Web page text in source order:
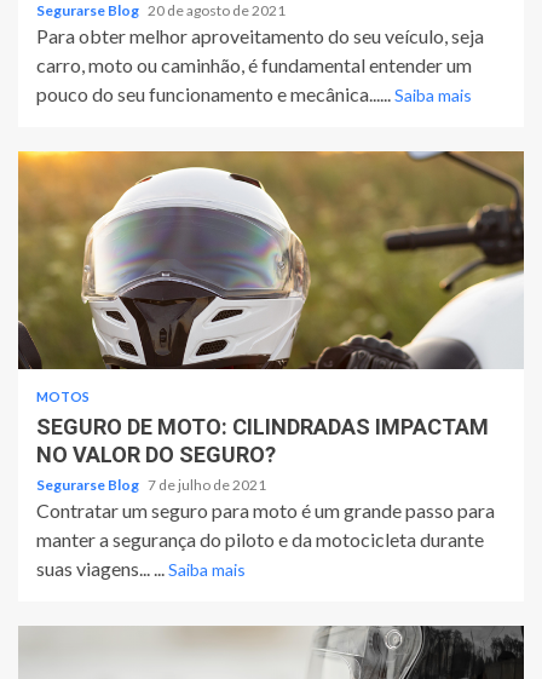
Segurarse Blog 20 de agosto de 2021
Para obter melhor aproveitamento do seu veículo, seja
carro, moto ou caminhão, é fundamental entender um
pouco do seu funcionamento e mecânica......Saiba mais
MOTOS
SEGURO DE MOTO: CILINDRADAS IMPACTAM
NO VALOR DO SEGURO?
Segurarse Blog 7 de julho de 2021
Contratar um seguro para moto é um grande passo para
manter a segurança do piloto e da motocicleta durante
suas viagens... ...Saiba mais